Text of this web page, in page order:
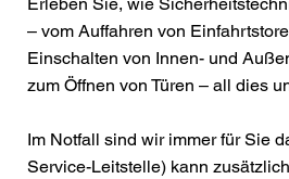
Erleben Sie, wie
– vom Auffahren von
Einschalten von Innen- und
zum Öffnen von Türen – all dies
Im Notfall sind wir immer für Sie
Service-Leitstelle) kann